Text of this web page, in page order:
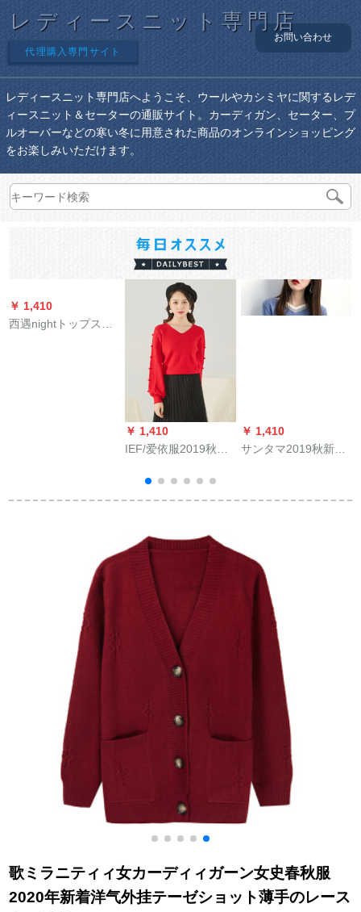
レディースニット専門店
代理購入専門サイト
お問い合わせ
レディースニット専門店へようこそ、ウールやカシミヤに関するレデ
ィースニット＆セーターの通販サイト。カーディガン、セーター、プ
ルオーバーなどの寒い冬に用意された商品のオンラインショッピング
をお楽しみいただけます。
￥ 1,410
西遇nightトップス女
￥ 1,410
IEF/爱依服2019秋新
ロモーション
￥ 1,410
サンタマ2019秋新品
ラック韩国フルート
歌ミラニティィ女カーディィガーン女史春秋服
2020年新着洋气外挂テーゼショット薄手のレース